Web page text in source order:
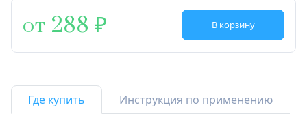
от 288 В корзину
Где купить Инструкция по применению